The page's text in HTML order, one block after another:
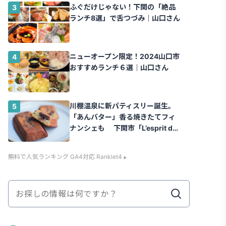
ふぐだけじゃない！下関の「絶品
ランチ8選」で舌つづみ｜山口さん
ニューオープン限定！2024山口市
おすすめランチ６選｜山口さん
川棚温泉に新パティスリー誕生。
「あんバター」香る焼きたてフィ
ナンシェも 下関市「L’esprit de
無料で人気ランキング GA4対応 Ranklet4